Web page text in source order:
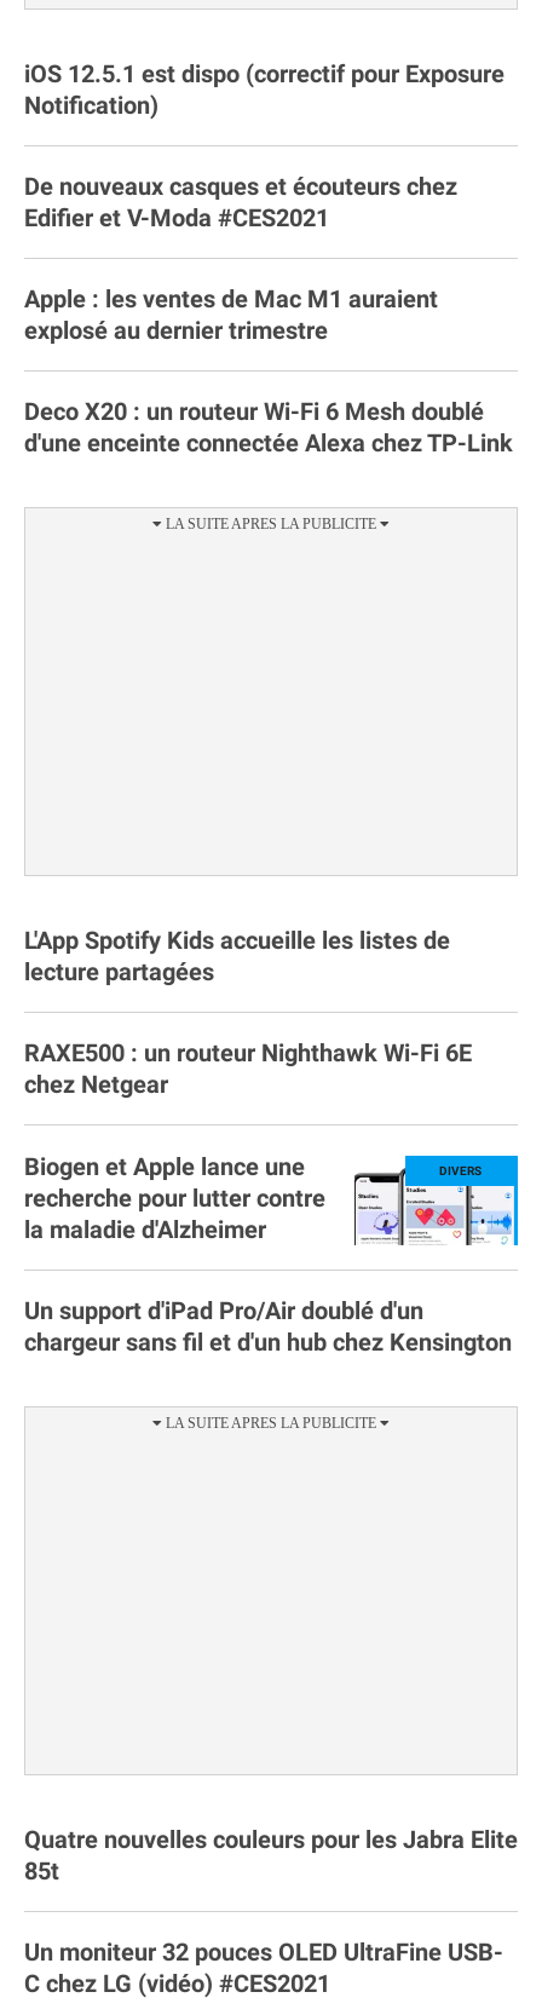
iOS 12.5.1 est dispo (correctif pour Exposure
Notification)
De nouveaux casques et écouteurs chez
Edifier et V-Moda #CES2021
Apple : les ventes de Mac M1 auraient
explosé au dernier trimestre
Deco X20 : un routeur Wi-Fi 6 Mesh doublé
d'une enceinte connectée Alexa chez TP-Link
L'App Spotify Kids accueille les listes de
lecture partagées
RAXE500 : un routeur Nighthawk Wi-Fi 6E
chez Netgear
Biogen et Apple lance une
recherche pour lutter contre
la maladie d'Alzheimer
Un support d'iPad Pro/Air doublé d'un
chargeur sans fil et d'un hub chez Kensington
Quatre nouvelles couleurs pour les Jabra Elite
85t
Un moniteur 32 pouces OLED UltraFine USB-
C chez LG (vidéo) #CES2021